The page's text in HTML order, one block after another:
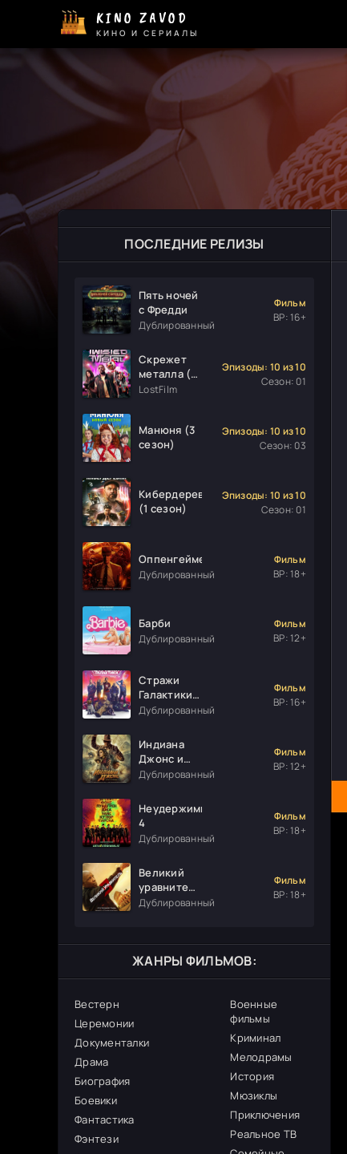
KINO ZAVOD
КИНО И СЕРИАЛЫ
ПОСЛЕДНИЕ РЕЛИЗЫ
Пять ночей
с Фредди
Дублированный
Фильм
ВР: 16+
Скрежет
металла (1
сезон)
LostFilm
Эпизоды: 10 из 10
Сезон: 01
Манюня (3
сезон)
Эпизоды: 10 из 10
Сезон: 03
Кибердеревня
(1 сезон)
Эпизоды: 10 из 10
Сезон: 01
Оппенгеймер
Дублированный
Фильм
ВР: 18+
Барби
Дублированный
Фильм
ВР: 12+
Стражи
Галактики.
Часть 3
Дублированный
Фильм
ВР: 16+
Индиана
Джонс и
колесо
Дублированный
Фильм
ВР: 12+
Неудержимые
4
Дублированный
Фильм
ВР: 18+
Великий
уравнитель
3
Дублированный
Фильм
ВР: 18+
ЖАНРЫ ФИЛЬМОВ:
Вестерн
Церемонии
Документалки
Драма
Биография
Боевики
Фантастика
Фэнтези
Военные
фильмы
Криминал
Мелодрамы
История
Мюзиклы
Приключения
Реальное ТВ